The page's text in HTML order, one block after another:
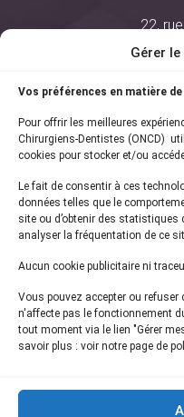
Gérer
Vos préférences en matière
Pour offrir les meilleures
Chirurgiens-Dentistes (ONCD)
cookies pour stocker et/ou
Le fait de consentir à ces
données telles que le
site ou d’obtenir des statistiques
analyser la fréquentation de ce
Aucun cookie publicitaire ni
Vous pouvez accepter ou
n'affecte pas le fonctionnement
tout moment via le lien "Gérer
savoir plus : voir notre page de
22,
75761
Inscrivez-